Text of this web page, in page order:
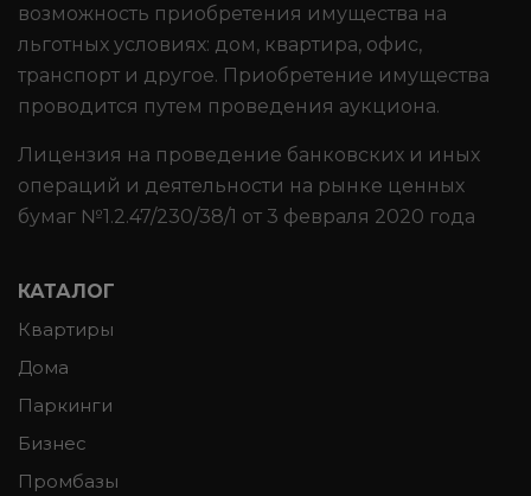
возможность приобретения имущества на
льготных условиях: дом, квартира, офис,
транспорт и другое. Приобретение имущества
проводится путем проведения аукциона.
Лицензия на проведение банковских и иных
операций и деятельности на рынке ценных
бумаг №1.2.47/230/38/1 от 3 февраля 2020 года
КАТАЛОГ
Квартиры
Дома
Паркинги
Бизнес
Промбазы